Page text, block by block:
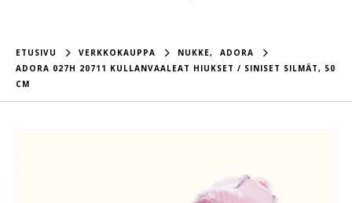
ETUSIVU VERKKOKAUPPA NUKKE,
ADORA
ADORA 027H 20711 KULLANVAALEAT HIUKSET / SINISET SILMÄT, 50
CM